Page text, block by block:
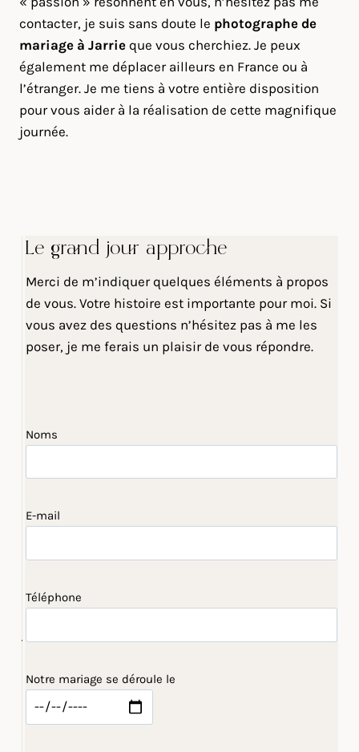
contacter, je suis sans doute le photographe de
mariage à Jarrie que vous cherchiez. Je peux
également me déplacer ailleurs en France ou à
l’étranger. Je me tiens à votre entière disposition
pour vous aider à la réalisation de cette magnifique
journée.
Le grand jour approche
Merci de m’indiquer quelques éléments à propos
de vous. Votre histoire est importante pour moi. Si
vous avez des questions n’hésitez pas à me les
poser, je me ferais un plaisir de vous répondre.
Noms
E-mail
Téléphone
Notre mariage se déroule le